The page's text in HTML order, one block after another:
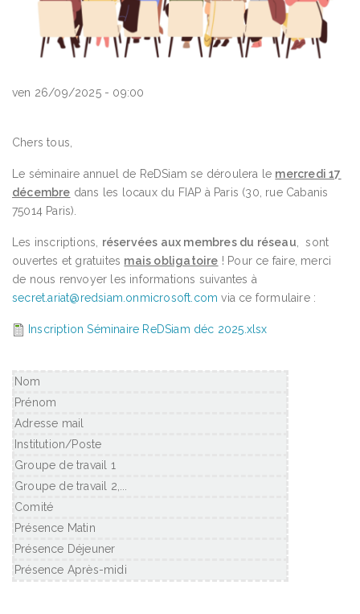
ven 26/09/2025 - 09:00
Chers tous,
Le séminaire annuel de ReDSiam se déroulera le mercredi 17
décembre dans les locaux du FIAP à Paris (30, rue Cabanis
75014 Paris).
Les inscriptions, réservées aux membres du réseau , sont
ouvertes et gratuites mais obligatoire ! Pour ce faire, merci
de nous renvoyer les informations suivantes à
secret.ariat@redsiam.onmicrosoft.com via ce formulaire :
Document
Inscription Séminaire ReDSiam déc 2025.xlsx
Nom
Prénom
Adresse mail
Institution/Poste
Groupe de travail 1
Groupe de travail 2,...
Comité
Présence Matin
Présence Déjeuner
Présence Après-midi